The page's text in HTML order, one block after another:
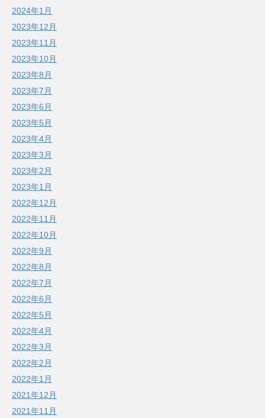
2024年1月
2023年12月
2023年11月
2023年10月
2023年8月
2023年7月
2023年6月
2023年5月
2023年4月
2023年3月
2023年2月
2023年1月
2022年12月
2022年11月
2022年10月
2022年9月
2022年8月
2022年7月
2022年6月
2022年5月
2022年4月
2022年3月
2022年2月
2022年1月
2021年12月
2021年11月